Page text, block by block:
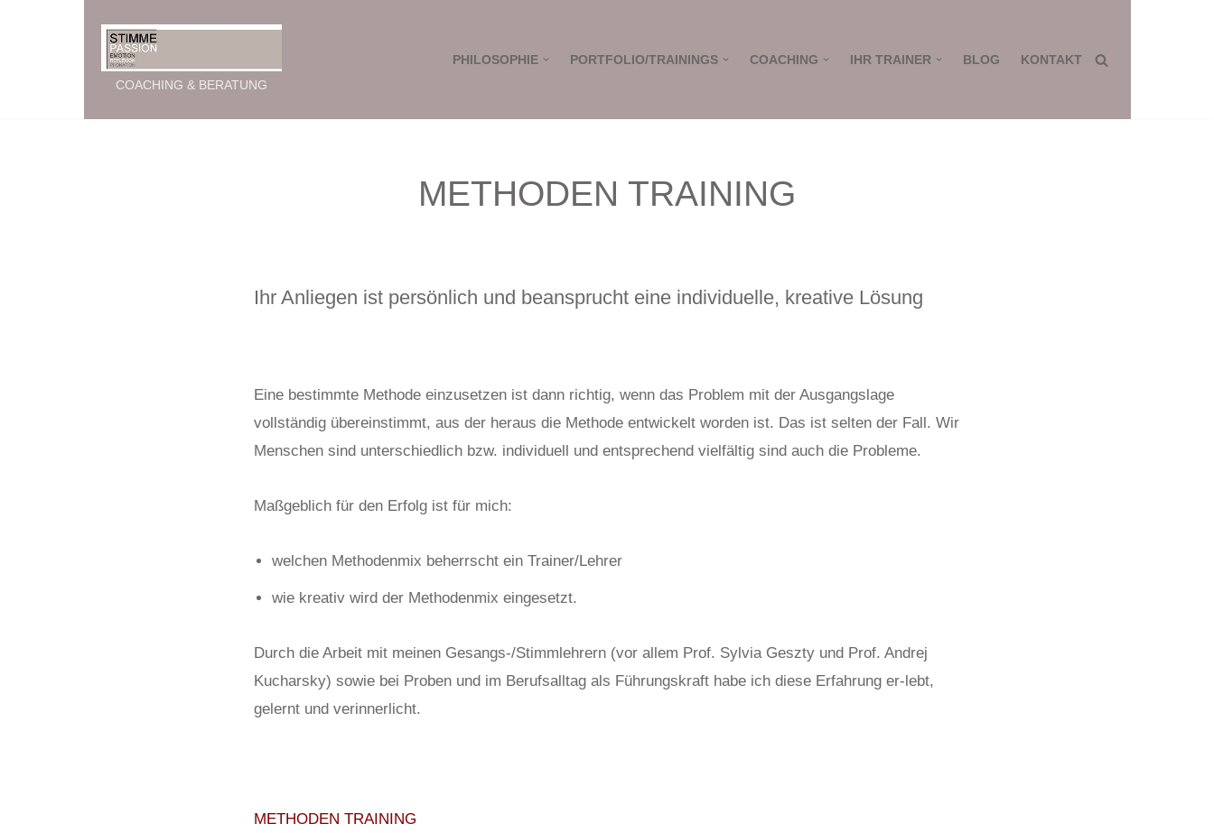
COACHING & BERATUNG
PHILOSOPHIE PORTFOLIO/TRAININGS COACHING IHR TRAINER BLOG KONTAKT
METHODEN TRAINING
Ihr Anliegen ist persönlich und beansprucht eine individuelle, kreative Lösung
Eine bestimmte Methode einzusetzen ist dann richtig, wenn das Problem mit der Ausgangslage
vollständig übereinstimmt, aus der heraus die Methode entwickelt worden ist. Das ist selten der Fall. Wir
Menschen sind unterschiedlich bzw. individuell und entsprechend vielfältig sind auch die Probleme.
Maßgeblich für den Erfolg ist für mich:
welchen Methodenmix beherrscht ein Trainer/Lehrer
wie kreativ wird der Methodenmix eingesetzt.
Durch die Arbeit mit meinen Gesangs-/Stimmlehrern (vor allem Prof. Sylvia Geszty und Prof. Andrej
Kucharsky) sowie bei Proben und im Berufsalltag als Führungskraft habe ich diese Erfahrung er-lebt,
gelernt und verinnerlicht.
METHODEN TRAINING